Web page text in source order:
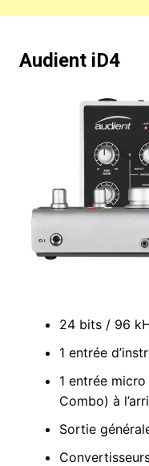
Audient iD4
24 bits / 96
1 entrée
1 entrée
Combo) à
Sortie